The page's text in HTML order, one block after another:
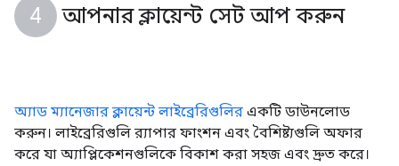
আপনার ক্লায়েন্ট সেট আপ করুন
অ্যাড ম্যানেজার ক্লায়েন্ট লাইব্রেরিগুলির একটি ডাউনলোড
করুন। লাইব্রেরিগুলি র‍্যাপার ফাংশন এবং বৈশিষ্ট্যগুলি অফার
করে যা অ্যাপ্লিকেশনগুলিকে বিকাশ করা সহজ এবং দ্রুত করে।